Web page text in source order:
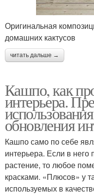
Оригинальная
домашних кактусов
читать дальше →
Кашпо, как
интерьера.
обновления
Кашпо само по себе
интерьера. Если в
растение, то любое
красками. «Плюсов» у
используемых в